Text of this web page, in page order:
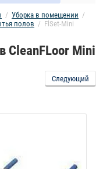
  /
Уборка в помещении
полов
  /  FlSet-Mini
CleanFLoor Mini
Следующий